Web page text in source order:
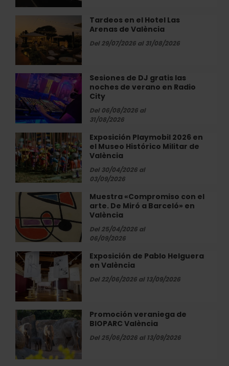
Valencia
Basket
el
Roig
Arena
Tardeos en el Hotel Las
Arenas de València
Del 29/07/2026 al 31/08/2026
en
el
Hotel
Las
Arenas
de
València
Sesiones de DJ gratis las
noches de verano en Radio
City
Del 06/08/2026 al
31/08/2026
Sesiones
de
DJ
gratis
las
noches
de
verano
en
Radio
City
Exposición Playmobil 2026 en
el Museo Histórico Militar de
València
Del 30/04/2026 al
03/09/2026
Exposición
Playmobil
2026
en
el
Museo
Histórico
de
València
Muestra «Compromiso con el
arte. De Miró a Barceló» en
València
Del 25/04/2026 al
06/09/2026
Muestra
«Compromiso
con
el
arte.
De
Miró
a
Barceló»
en
València
Exposición de Pablo Helguera
en València
Del 22/06/2026 al 13/09/2026
Exposición
de
Pablo
Helguera
en
València
Promoción veraniega de
BIOPARC València
Del 25/06/2026 al 13/09/2026
Promoción
veraniega
de
BIOPARC
València